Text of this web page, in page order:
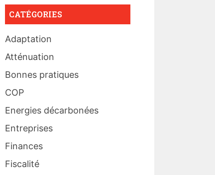
CATÉGORIES
Adaptation
Atténuation
Bonnes pratiques
COP
Energies décarbonées
Entreprises
Finances
Fiscalité